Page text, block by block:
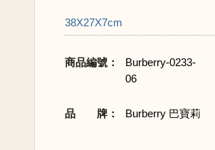
38X27X7cm
商品編號：
Burberry-0233-
06
品 牌： Burberry 巴寶莉